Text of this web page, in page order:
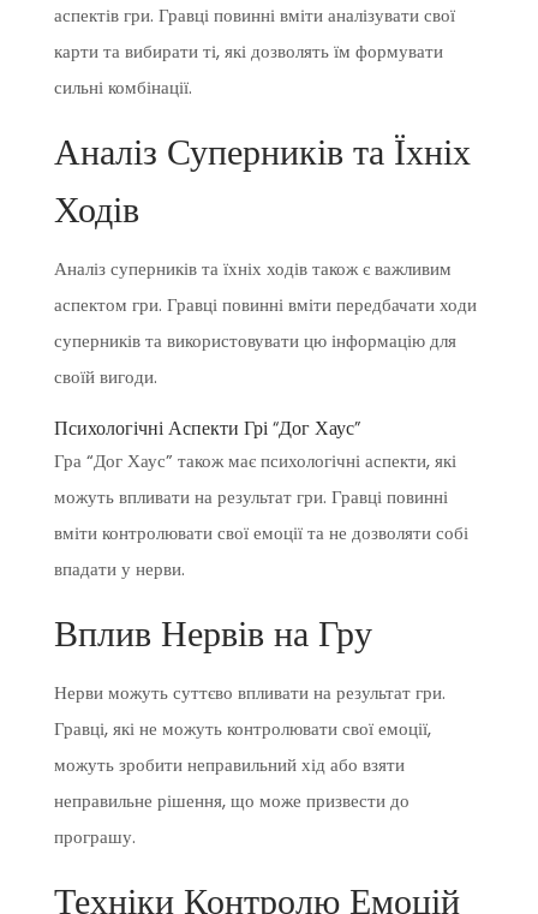
аспектів гри. Гравці повинні вміти аналізувати свої
карти та вибирати ті, які дозволять їм формувати
сильні комбінації.
Аналіз Суперників та Їхніх
Ходів
Аналіз суперників та їхніх ходів також є важливим
аспектом гри. Гравці повинні вміти передбачати ходи
суперників та використовувати цю інформацію для
своїй вигоди.
Психологічні Аспекти Грі “Дог Хаус”
Гра “Дог Хаус” також має психологічні аспекти, які
можуть впливати на результат гри. Гравці повинні
вміти контролювати свої емоції та не дозволяти собі
впадати у нерви.
Вплив Нервів на Гру
Нерви можуть суттєво впливати на результат гри.
Гравці, які не можуть контролювати свої емоції,
можуть зробити неправильний хід або взяти
неправильне рішення, що може призвести до
програшу.
Техніки Контролю Емоцій